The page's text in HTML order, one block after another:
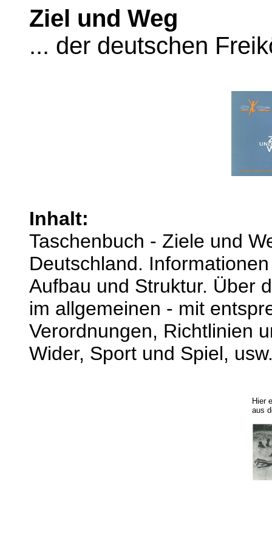
Ziel und Weg
... der deutschen
Inhalt:
Taschenbuch - Ziele und
Deutschland.
Aufbau und Struktur. Über
im allgemeinen - mit
Verordnungen, Richtlinien
Wider, Sport und Spiel,
Hier
aus